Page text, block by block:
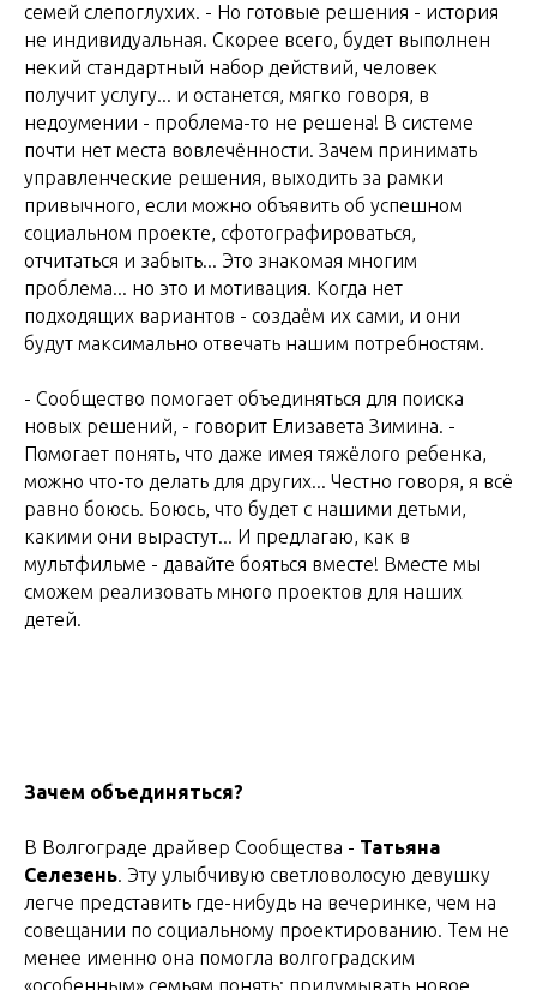
семей слепоглухих. - Но готовые решения - история
не индивидуальная. Скорее всего, будет выполнен
некий стандартный набор действий, человек
получит услугу... и останется, мягко говоря, в
недоумении - проблема-то не решена! В системе
почти нет места вовлечённости. Зачем принимать
управленческие решения, выходить за рамки
привычного, если можно объявить об успешном
социальном проекте, сфотографироваться,
отчитаться и забыть... Это знакомая многим
проблема... но это и мотивация. Когда нет
подходящих вариантов - создаём их сами, и они
будут максимально отвечать нашим потребностям.
- Сообщество помогает объединяться для поиска
новых решений, - говорит Елизавета Зимина. -
Помогает понять, что даже имея тяжёлого ребенка,
можно что-то делать для других... Честно говоря, я всё
равно боюсь. Боюсь, что будет с нашими детьми,
какими они вырастут... И предлагаю, как в
мультфильме - давайте бояться вместе! Вместе мы
сможем реализовать много проектов для наших
детей.
Зачем объединяться?
В Волгограде драйвер Сообщества - Татьяна
Селезень. Эту улыбчивую светловолосую девушку
легче представить где-нибудь на вечеринке, чем на
совещании по социальному проектированию. Тем не
менее именно она помогла волгоградским
«особенным» семьям понять: придумывать новое